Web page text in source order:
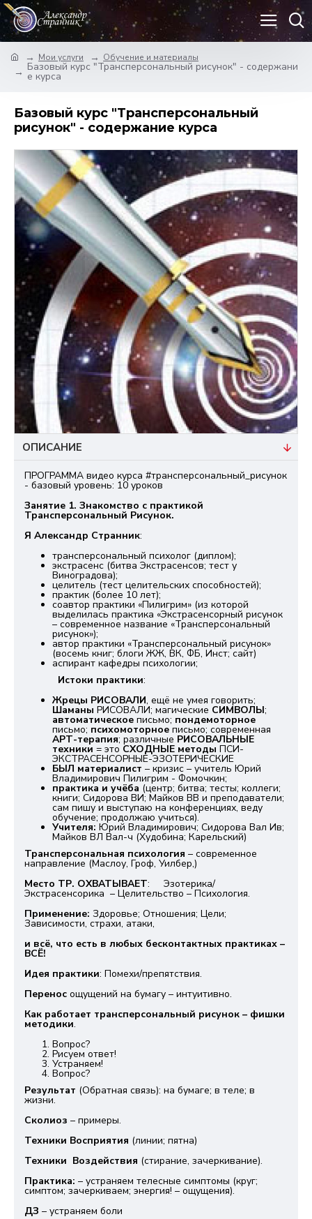
Мои услуги Обучение и материалы
Базовый курс "Трансперсональный рисунок" - содержани
е курса
Базовый курс "Трансперсональный
рисунок" - содержание курса
ОПИСАНИЕ
ПРОГРАММА видео курса #трансперсональный_рисунок
- базовый уровень: 10 уроков
Занятие 1. Знакомство с практикой
Трансперсональный Рисунок.
Я Александр Странник:
трансперсональный психолог (диплом);
экстрасенс (битва Экстрасенсов; тест у
Виноградова);
целитель (тест целительских способностей);
практик (более 10 лет);
соавтор практики «Пилигрим» (из которой
выделилась практика «Экстрасенсорный рисунок
– современное название «Трансперсональный
рисунок»);
автор практики «Трансперсональный рисунок»
(восемь книг; блоги ЖЖ, ВК, ФБ, Инст; сайт)
аспирант кафедры психологии;
Истоки практики:
Жрецы РИСОВАЛИ, ещё не умея говорить;
Шаманы РИСОВАЛИ; магические СИМВОЛЫ;
автоматическое письмо; пондемоторное
письмо; психомоторное письмо; современная
АРТ-терапия; различные РИСОВАЛЬНЫЕ
техники = это СХОДНЫЕ методы ПСИ-
ЭКСТРАСЕНСОРНЫЕ-ЭЗОТЕРИЧЕСКИЕ
БЫЛ материалист – кризис – учитель Юрий
Владимирович Пилигрим - Фомочкин;
практика и учёба (центр; битва; тесты; коллеги;
книги; Сидорова ВИ; Майков ВВ и преподаватели;
сам пишу и выступаю на конференциях, веду
обучение; продолжаю учиться).
Учителя: Юрий Владимирович; Сидорова Вал Ив;
Майков ВЛ Вал-ч (Худобина; Карельский)
Трансперсональная психология – современное
направление (Маслоу, Гроф, Уилбер,)
Место ТР. ОХВАТЫВАЕТ: Эзотерика/
Экстрасенсорика – Целительство – Психология.
Применение: Здоровье; Отношения; Цели;
Зависимости, страхи, атаки,
и всё, что есть в любых бесконтактных практиках –
ВСЁ!
Идея практики: Помехи/препятствия.
Перенос ощущений на бумагу – интуитивно.
Как работает трансперсональный рисунок – фишки
методики.
Вопрос?
Рисуем ответ!
Устраняем!
Вопрос?
Результат (Обратная связь): на бумаге; в теле; в
жизни.
Сколиоз – примеры.
Техники Восприятия (линии; пятна)
Техники Воздействия (стирание, зачеркивание).
Практика: – устраняем телесные симптомы (круг;
симптом; зачеркиваем; энергия! – ощущения).
ДЗ – устраняем боли